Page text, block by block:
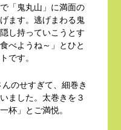
「鬼丸山」に満面の
ます。逃げまわる鬼
し持っていこうとす
べようね～」とひと
です。
のせすぎて、細巻き
ました。太巻きを３
杯」とご満悦。